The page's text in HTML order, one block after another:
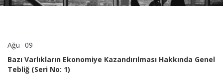
Ağu 09
Ekonomiye
Kazandırılması
Bazı Varlıkların Ekonomiye Kazandırılması Hakkında Genel
Tebliğ (Seri No: 1)